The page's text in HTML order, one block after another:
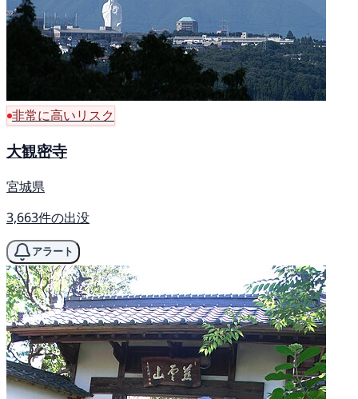
非常に高いリスク
大観密寺
宮城県
3,663件の出没
アラート